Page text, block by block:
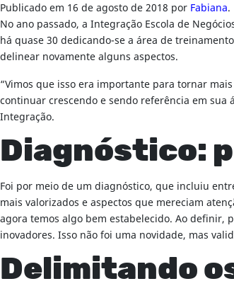
Publicado em 16 de agosto de 2018 por Fabiana.
No ano passado, a Integração Escola de
há quase 30 dedicando-se a área de
delinear novamente alguns aspectos.
“Vimos que isso era importante para tornar
continuar crescendo e sendo referência em sua
Integração.
Diagnóstico:
Foi por meio de um diagnóstico, que incluiu
mais valorizados e aspectos que mereciam
agora temos algo bem estabelecido. Ao definir,
inovadores. Isso não foi uma novidade, mas
Delimitando